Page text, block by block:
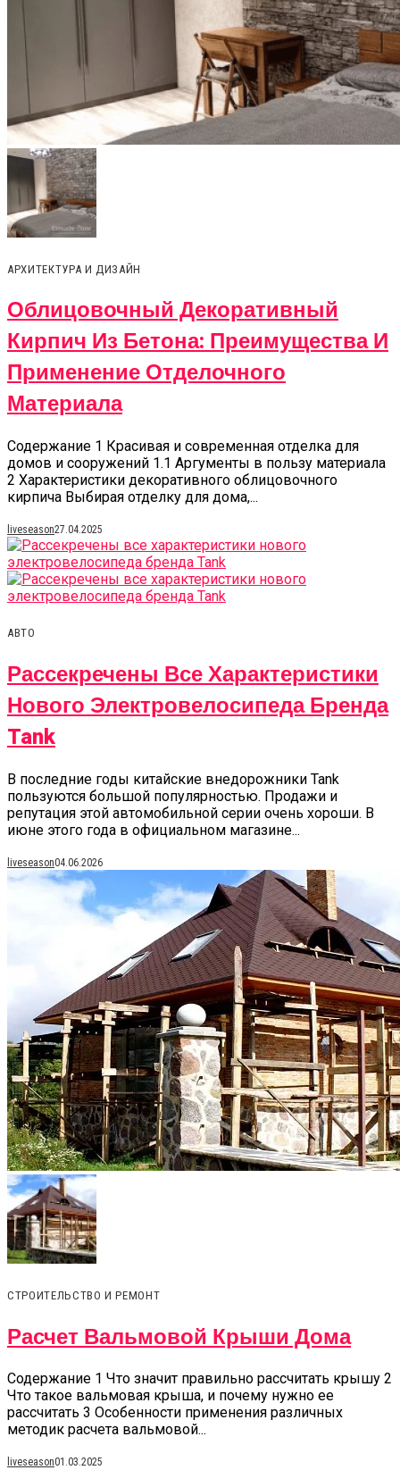
АРХИТЕКТУРА И ДИЗАЙН
Облицовочный Декоративный
Кирпич Из Бетона: Преимущества И
Применение Отделочного
Материала
Содержание 1 Красивая и современная отделка для
домов и сооружений 1.1 Аргументы в пользу материала
2 Характеристики декоративного облицовочного
кирпича Выбирая отделку для дома,...
liveseason27.04.2025
АВТО
Рассекречены Все Характеристики
Нового Электровелосипеда Бренда
Tank
В последние годы китайские внедорожники Tank
пользуются большой популярностью. Продажи и
репутация этой автомобильной серии очень хороши. В
июне этого года в официальном магазине...
liveseason04.06.2026
СТРОИТЕЛЬСТВО И РЕМОНТ
Расчет Вальмовой Крыши Дома
Содержание 1 Что значит правильно рассчитать крышу 2
Что такое вальмовая крыша, и почему нужно ее
рассчитать 3 Особенности применения различных
методик расчета вальмовой...
liveseason01.03.2025